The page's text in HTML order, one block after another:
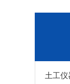
土工仪